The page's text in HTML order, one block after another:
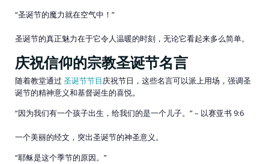
“圣诞节的魔力就在空气中！”
圣诞节的真正魅力在于它令人温暖的时刻，无论它看起来多么简单。
庆祝信仰的宗教圣诞节名言
随着教堂通过 圣诞节节目庆祝节日，这些名言可以派上用场，强调圣
诞节的精神意义和基督诞生的喜悦。
“因为我们有一个孩子出生，给我们的是一个儿子。” – 以赛亚书 9:6
一个美丽的经文，突出圣诞节的神圣意义。
“耶稣是这个季节的原因。”